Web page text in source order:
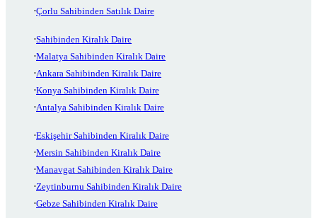
Çorlu Sahibinden Satılık Daire
Sahibinden Kiralık Daire
Malatya Sahibinden Kiralık Daire
Ankara Sahibinden Kiralık Daire
Konya Sahibinden Kiralık Daire
Antalya Sahibinden Kiralık Daire
Eskişehir Sahibinden Kiralık Daire
Mersin Sahibinden Kiralık Daire
Manavgat Sahibinden Kiralık Daire
Zeytinburnu Sahibinden Kiralık Daire
Gebze Sahibinden Kiralık Daire